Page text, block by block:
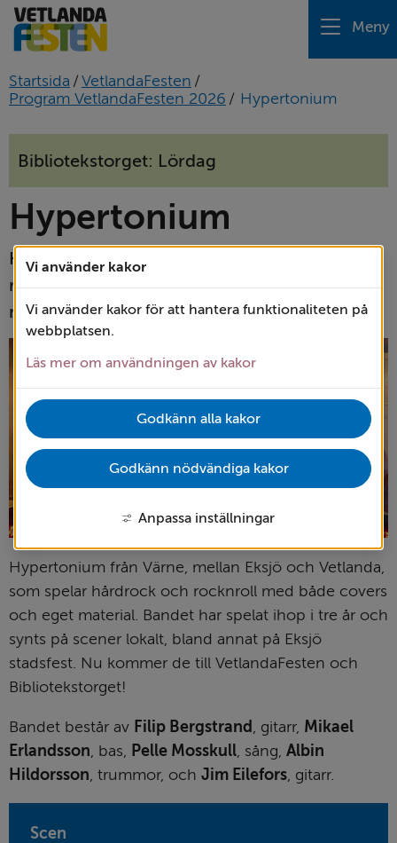
Meny
Startsida / VetlandaFesten /
Program VetlandaFesten 2026 / Hypertonium
Bibliotekstorget: Lördag
Hypertonium
Hypertonium bjuder på hårdrock och
rock'n'roll och blandar covers med eget
material.
Hypertonium från Värne, mellan Eksjö och Vetlanda,
som spelar hårdrock och rocknroll med både covers
och eget material. Bandet har spelat ihop i tre år och
synts på scener lokalt, bland annat på Eksjö
stadsfest. Nu kommer de till VetlandaFesten och
Bibliotekstorget!
Bandet består av Filip Bergstrand , gitarr, Mikael
Erlandsson , bas, Pelle Mosskull , sång, Albin
Hildorsson , trummor, och Jim Eilefors , gitarr.
Scen
Vi använder kakor
Vi använder kakor för att hantera funktionaliteten på
webbplatsen.
Läs mer om användningen av kakor
Godkänn alla kakor
Godkänn nödvändiga kakor
Anpassa inställningar